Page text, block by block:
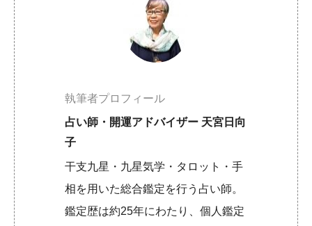
執筆者プロフィール
占い師・開運アドバイザー 天宮日向
子
干支九星・九星気学・タロット・手
相を用いた総合鑑定を行う占い師。
鑑定歴は約25年にわたり、個人鑑定